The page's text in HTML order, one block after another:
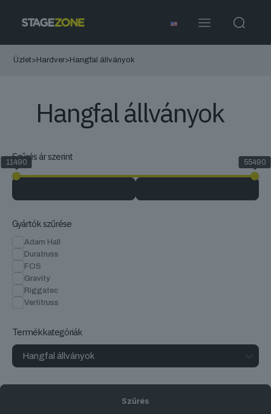
Üzlet> Hardver> Hangfal állványok
Hangfal állványok
Szűrés ár szerint
11490 55490
Gyártók szűrése
Adam Hall
Duratruss
FOS
Gravity
Riggatec
Vertitruss
Termékkategóriák
Szűrés